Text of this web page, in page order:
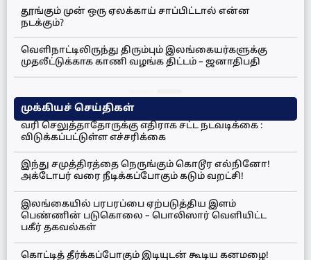
தூங்கும் முன் ஒரு ஏலக்காய் சாப்பிட்டால் என்ன
நடக்கும்?
வெளிநாட்டிலிருந்து திரும்பும் இலங்கையர்களுக்கு
முதலீட்டுக்காக காணி வழங்க திட்டம் – ஜனாதிபதி
முக்கியச் செய்திகள்
வரி செலுத்தாதோருக்கு எதிராக சட்ட நடவடிக்கை :
விடுக்கப்பட்டுள்ள எச்சரிக்கை
இந்து சமுத்திரத்தை நெருங்கும் கொடூர எல்நினோ!
அக்டோபர் வரை நீடிக்கப்போகும் கடும் வறட்சி!
இலங்கையில் பரபரப்பை ஏற்படுத்திய இளம்
பெண்ணின் படுகொலை – பொலிஸார் வெளியிட்ட
பகீர் தகவல்கள்
கொட்டித் தீர்க்கப்போகும் இடியுடன் கூடிய கனமழை!